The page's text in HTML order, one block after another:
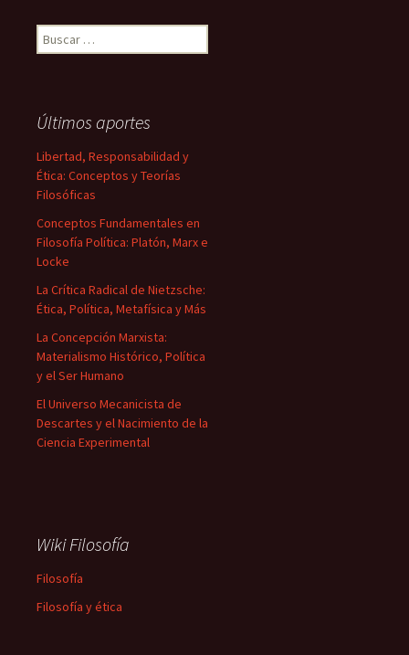
Buscar:
Últimos aportes
Libertad, Responsabilidad y
Ética: Conceptos y Teorías
Filosóficas
Conceptos Fundamentales en
Filosofía Política: Platón, Marx e
Locke
La Crítica Radical de Nietzsche:
Ética, Política, Metafísica y Más
La Concepción Marxista:
Materialismo Histórico, Política
y el Ser Humano
El Universo Mecanicista de
Descartes y el Nacimiento de la
Ciencia Experimental
Wiki Filosofía
Filosofía
Filosofía y ética